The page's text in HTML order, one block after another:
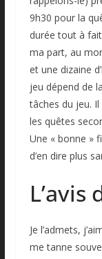
9h30 pour la
durée tout à
ma part, au
et une dizaine
jeu dépend de
tâches du jeu.
les quêtes
Une « bonne »
d’en dire plus
L’avis
Je l’admets,
me tanne